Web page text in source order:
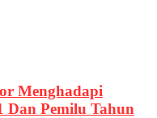
Menghadapi
Dan Pemilu Tahun